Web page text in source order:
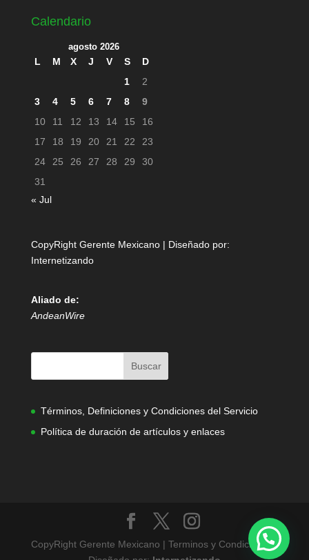
Calendario
agosto 2026
L M X J V S
D
1
2
3
4 5 6 7 8
9
10
11 12 13 14 15
16
17
18 19 20 21 22
23
24
25 26 27 28 29
30
31
« Jul
CopyRight Gerente Mexicano | Diseñado por:
Internetizando
Aliado de:
AndeanWire
Términos, Definiciones y Condiciones del Servicio
Política de duración de artículos y enlaces
CopyRight Gerente Mexicano | Terminos y Condiciones |